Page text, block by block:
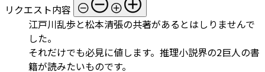
リクエスト内容
江戸川乱歩と松本清張の共著があるとはしりませんで
した。
それだけでも必見に値します。推理小説界の2巨人の書
籍が読みたいものです。